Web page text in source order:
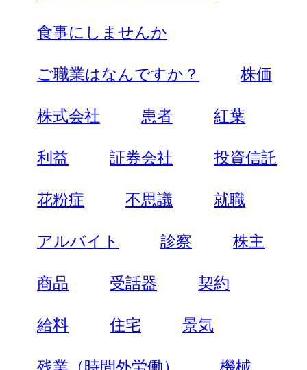
食事にしませんか
ご職業はなんですか？ 株価
株式会社 患者 紅葉
利益 証券会社 投資信託
花粉症 不思議 就職
アルバイト 診察 株主
商品 受話器 契約
給料 住宅 景気
残業（時間外労働） 機械